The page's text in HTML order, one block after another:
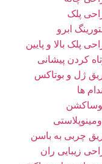
پلک
ابرو
پلک بالا و پایین
کردن پیشانی
ژل و بوتاکس
ها
چربی به باسن
زیبایی ران